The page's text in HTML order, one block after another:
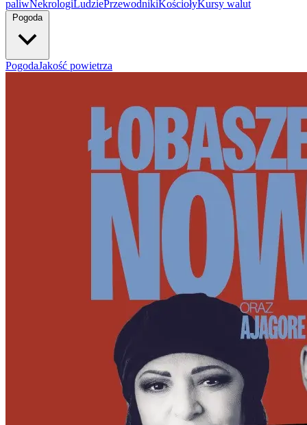
paliwNekrologiLudziePrzewodnikiKościołyKursy walut
Pogoda
PogodaJakość powietrza